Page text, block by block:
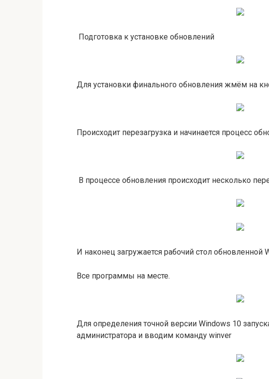
Подготовка к установке обновлений
Для установки финального обновления жмём на
Происходит перезагрузка и начинается процесс
В процессе обновления происходит несколько
И наконец загружается рабочий стол обновленной
Все программы на месте.
Для определения точной версии Windows 10
администратора и вводим команду winver